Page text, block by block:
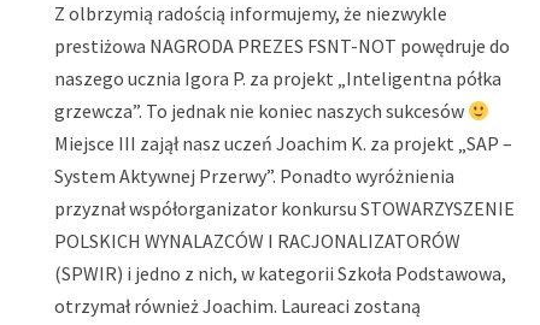
Z olbrzymią radością informujemy, że niezwykle
prestiżowa NAGRODA PREZES FSNT-NOT powędruje do
naszego ucznia Igora P. za projekt „Inteligentna półka
grzewcza”. To jednak nie koniec naszych sukcesów
Miejsce III zajął nasz uczeń Joachim K. za projekt „SAP –
System Aktywnej Przerwy”. Ponadto wyróżnienia
przyznał współorganizator konkursu STOWARZYSZENIE
POLSKICH WYNALAZCÓW I RACJONALIZATORÓW
(SPWIR) i jedno z nich, w kategorii Szkoła Podstawowa,
otrzymał również Joachim. Laureaci zostaną